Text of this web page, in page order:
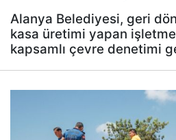
Alanya Belediyesi, geri
kasa üretimi yapan
kapsamlı çevre denetimi